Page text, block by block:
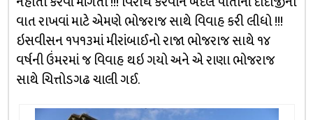
વાત રાખવાં માટે એમણે ભોજરાજ સાથે વિવાહ કરી લીધો !!!
ઇસવીસન ૧૫૧૩માં મીરાંબાઈનો રાજા ભોજરાજ સાથે ૧૪
વર્ષની ઉંમરમાં જ વિવાહ થઇ ગયો અને એ રાણા ભોજરાજ
સાથે ચિત્તોડગઢ ચાલી ગઈ.